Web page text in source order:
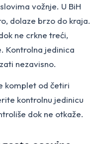
vožnje. U BiH
dolaze brzo do kraja.
ne crkne treći,
Kontrolna jedinica
nezavisno.
komplet od četiri
kontrolnu jedinicu
dok ne otkaže.